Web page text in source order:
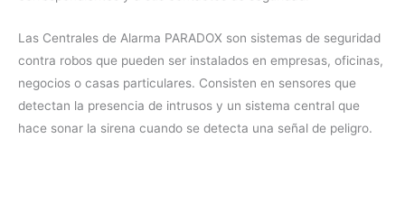
Las Centrales de Alarma PARADOX son sistemas de seguridad
contra robos que pueden ser instalados en empresas, oficinas,
negocios o casas particulares. Consisten en sensores que
detectan la presencia de intrusos y un sistema central que
hace sonar la sirena cuando se detecta una señal de peligro.